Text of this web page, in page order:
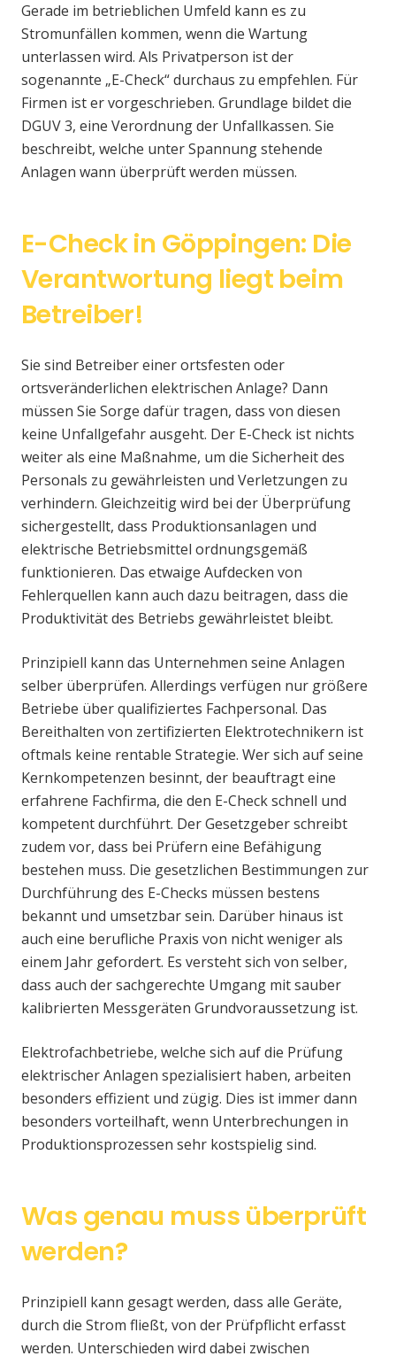
Gerade im betrieblichen Umfeld kann es zu
Stromunfällen kommen, wenn die Wartung
unterlassen wird. Als Privatperson ist der
sogenannte „E-Check“ durchaus zu empfehlen. Für
Firmen ist er vorgeschrieben. Grundlage bildet die
DGUV 3, eine Verordnung der Unfallkassen. Sie
beschreibt, welche unter Spannung stehende
Anlagen wann überprüft werden müssen.
E-Check in Göppingen: Die
Verantwortung liegt beim
Betreiber!
Sie sind Betreiber einer ortsfesten oder
ortsveränderlichen elektrischen Anlage? Dann
müssen Sie Sorge dafür tragen, dass von diesen
keine Unfallgefahr ausgeht. Der E-Check ist nichts
weiter als eine Maßnahme, um die Sicherheit des
Personals zu gewährleisten und Verletzungen zu
verhindern. Gleichzeitig wird bei der Überprüfung
sichergestellt, dass Produktionsanlagen und
elektrische Betriebsmittel ordnungsgemäß
funktionieren. Das etwaige Aufdecken von
Fehlerquellen kann auch dazu beitragen, dass die
Produktivität des Betriebs gewährleistet bleibt.
Prinzipiell kann das Unternehmen seine Anlagen
selber überprüfen. Allerdings verfügen nur größere
Betriebe über qualifiziertes Fachpersonal. Das
Bereithalten von zertifizierten Elektrotechnikern ist
oftmals keine rentable Strategie. Wer sich auf seine
Kernkompetenzen besinnt, der beauftragt eine
erfahrene Fachfirma, die den E-Check schnell und
kompetent durchführt. Der Gesetzgeber schreibt
zudem vor, dass bei Prüfern eine Befähigung
bestehen muss. Die gesetzlichen Bestimmungen zur
Durchführung des E-Checks müssen bestens
bekannt und umsetzbar sein. Darüber hinaus ist
auch eine berufliche Praxis von nicht weniger als
einem Jahr gefordert. Es versteht sich von selber,
dass auch der sachgerechte Umgang mit sauber
kalibrierten Messgeräten Grundvoraussetzung ist.
Elektrofachbetriebe, welche sich auf die Prüfung
elektrischer Anlagen spezialisiert haben, arbeiten
besonders effizient und zügig. Dies ist immer dann
besonders vorteilhaft, wenn Unterbrechungen in
Produktionsprozessen sehr kostspielig sind.
Was genau muss überprüft
werden?
Prinzipiell kann gesagt werden, dass alle Geräte,
durch die Strom fließt, von der Prüfpflicht erfasst
werden. Unterschieden wird dabei zwischen